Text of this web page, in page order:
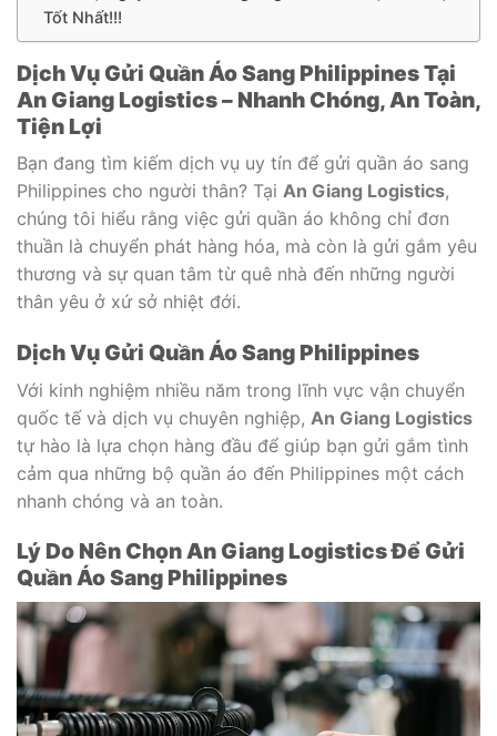
Tốt Nhất!!!
Dịch Vụ Gửi Quần Áo Sang Philippines Tại
An Giang Logistics – Nhanh Chóng, An Toàn,
Tiện Lợi
Bạn đang tìm kiếm dịch vụ uy tín để gửi quần áo sang
Philippines cho người thân? Tại An Giang Logistics,
chúng tôi hiểu rằng việc gửi quần áo không chỉ đơn
thuần là chuyển phát hàng hóa, mà còn là gửi gắm yêu
thương và sự quan tâm từ quê nhà đến những người
thân yêu ở xứ sở nhiệt đới.
Dịch Vụ Gửi Quần Áo Sang Philippines
Với kinh nghiệm nhiều năm trong lĩnh vực vận chuyển
quốc tế và dịch vụ chuyên nghiệp, An Giang Logistics
tự hào là lựa chọn hàng đầu để giúp bạn gửi gắm tình
cảm qua những bộ quần áo đến Philippines một cách
nhanh chóng và an toàn.
Lý Do Nên Chọn An Giang Logistics Để Gửi
Quần Áo Sang Philippines